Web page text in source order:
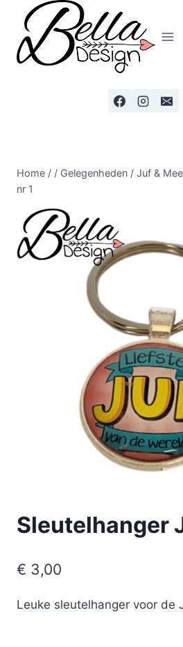
Home / / Gelegenheden / Juf &
nr 1
Sleutelhanger
€ 3,00
Leuke sleutelhanger voor de